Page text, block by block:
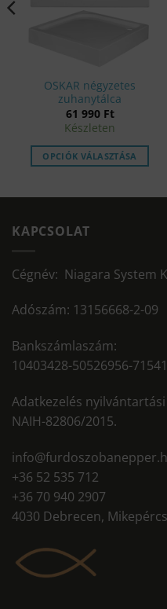
OSKAR négyzetes
zuhanytálca
61 990 Ft
Készleten
OPCIÓK VÁLASZTÁSA
KAPCSOLAT
Cégnév: Niagara System
Adószám: 13156668-2-09
Bankszámlaszám:
10403428-50526956-
Adatkezelés
NAIH-82806/2015.
+36 52 535 712
+36 70 940 2907
4030 Debrecen,